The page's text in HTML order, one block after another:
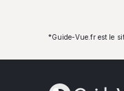
*Guide-Vue.fr est le